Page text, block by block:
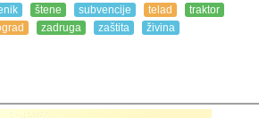
štene subvencije telad
traktor
zadruga zaštita živina